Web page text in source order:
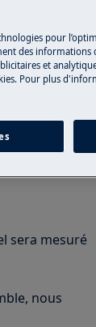
sera mesuré
nous
pour
des
et
Pour plus